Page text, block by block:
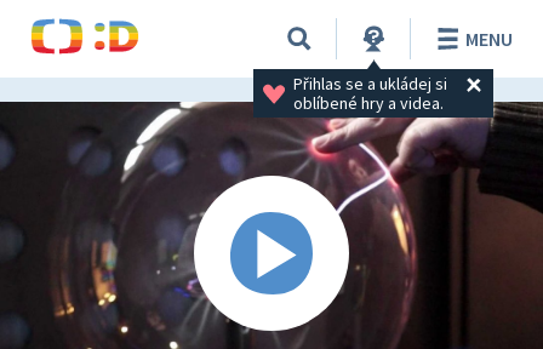
Přihlas se a ukládej si
oblíbené hry a videa.
MENU